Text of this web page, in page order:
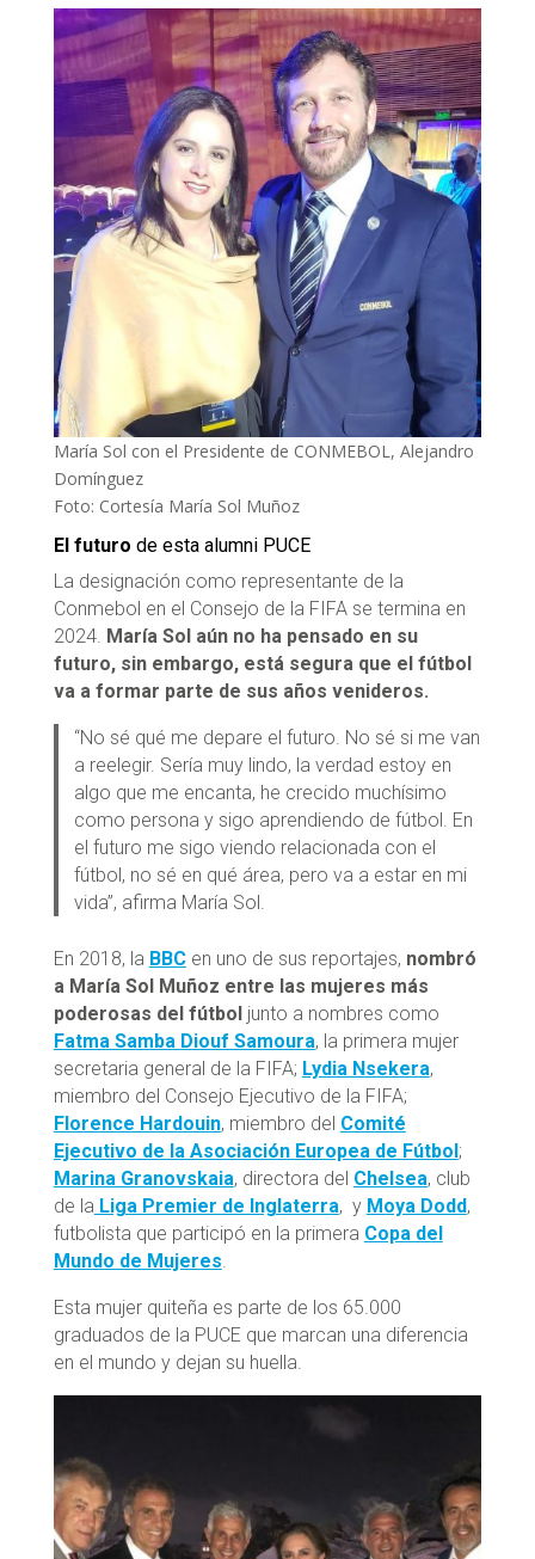
María Sol con el Presidente de CONMEBOL, Alejandro
Domínguez
Foto: Cortesía María Sol Muñoz
El futuro de esta alumni PUCE
La designación como representante de la
Conmebol en el Consejo de la FIFA se termina en
2024. María Sol aún no ha pensado en su
futuro, sin embargo, está segura que el fútbol
va a formar parte de sus años venideros.
“No sé qué me depare el futuro. No sé si me van
a reelegir. Sería muy lindo, la verdad estoy en
algo que me encanta, he crecido muchísimo
como persona y sigo aprendiendo de fútbol. En
el futuro me sigo viendo relacionada con el
fútbol, no sé en qué área, pero va a estar en mi
vida”, afirma María Sol.
En 2018, la BBCen uno de sus reportajes, nombró
a María Sol Muñoz entre las mujeres más
poderosas del fútboljunto a nombres como
Fatma Samba Diouf Samoura, la primera mujer
secretaria general de la FIFA; Lydia Nsekera,
miembro del Consejo Ejecutivo de la FIFA;
Florence Hardouin, miembro del Comité
Ejecutivo de la Asociación Europea de Fútbol;
Marina Granovskaia, directora del Chelsea, club
de la Liga Premier de Inglaterra, y Moya Dodd,
futbolista que participó en la primera Copa del
Mundo de Mujeres.
Esta mujer quiteña es parte de los 65.000
graduados de la PUCE que marcan una diferencia
en el mundo y dejan su huella.